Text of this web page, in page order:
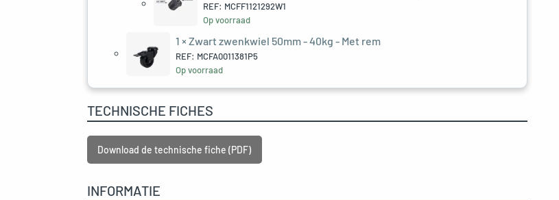
REF: MCFF1121292W1
Op voorraad
1 × Zwart zwenkwiel 50mm - 40kg - Met rem
REF: MCFA0011381P5
Op voorraad
TECHNISCHE FICHES
Download de technische fiche (PDF)
INFORMATIE